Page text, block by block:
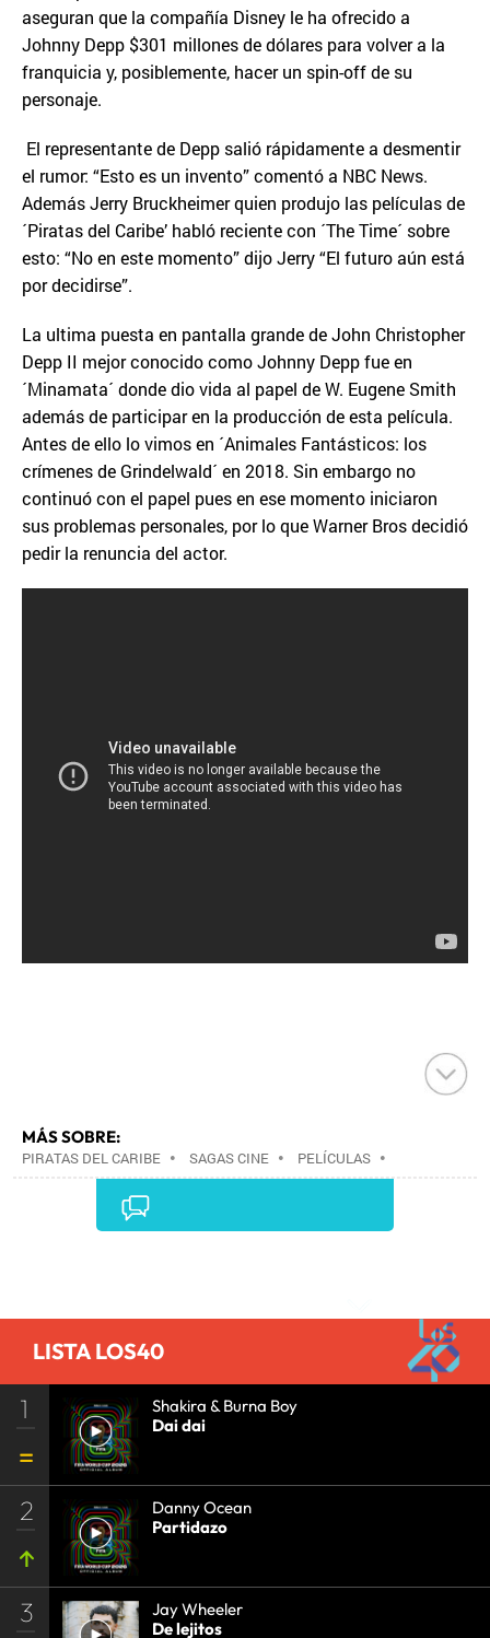
aseguran que la compañía Disney le ha ofrecido a
Johnny Depp $301 millones de dólares para volver a la
franquicia y, posiblemente, hacer un spin-off de su
personaje.
El representante de Depp salió rápidamente a desmentir
el rumor: “Esto es un invento” comentó a NBC News.
Además Jerry Bruckheimer quien produjo las películas de
´Piratas del Caribe’ habló reciente con ´The Time´ sobre
esto: “No en este momento” dijo Jerry “El futuro aún está
por decidirse”.
La ultima puesta en pantalla grande de John Christopher
Depp II mejor conocido como Johnny Depp fue en
´Minamata´ donde dio vida al papel de W. Eugene Smith
además de participar en la producción de esta película.
Antes de ello lo vimos en ´Animales Fantásticos: los
crímenes de Grindelwald´ en 2018. Sin embargo no
continuó con el papel pues en ese momento iniciaron
sus problemas personales, por lo que Warner Bros decidió
pedir la renuncia del actor.
MÁS SOBRE:
PIRATAS DEL CARIBE • SAGAS CINE • PELÍCULAS •
LISTA LOS40
1
Shakira & Burna Boy
Dai dai
2
Danny Ocean
Partidazo
3
Jay Wheeler
De lejitos